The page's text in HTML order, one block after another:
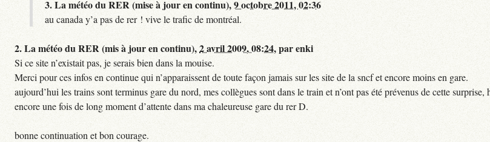
3.La météo du RER (mise à jour en continu),9 octobre 2011, 02:36
au canada y’a pas de rer ! vive le trafic de montréal.
2.La météo du RER (mis à jour en continu),2 avril 2009, 08:24,parenki
Si ce site n’existait pas, je serais bien dans la mouise.
Merci pour ces infos en continue qui n’apparaissent de toute façon jamais sur les site de la sncf et encore moins en gare.
aujourd’hui les trains sont terminus gare du nord, mes collègues sont dans le train et n’ont pas été prévenus de cette surprise,
encore une fois de long moment d’attente dans ma chaleureuse gare du rer D.
bonne continuation et bon courage.